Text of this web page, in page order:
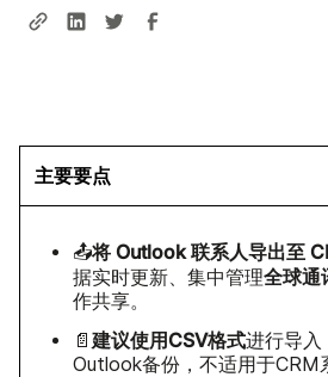
主要要点
📤将 Outlook 联系人导出至
据实时更新、集中管理全球通
作共享。
📄 建议使用CSV格式进行导入
Outlook备份，不适用于CRM